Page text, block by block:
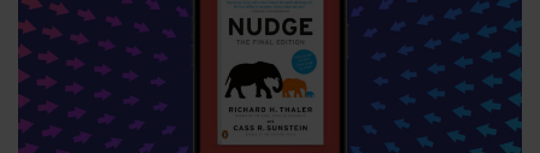
2022-11-16